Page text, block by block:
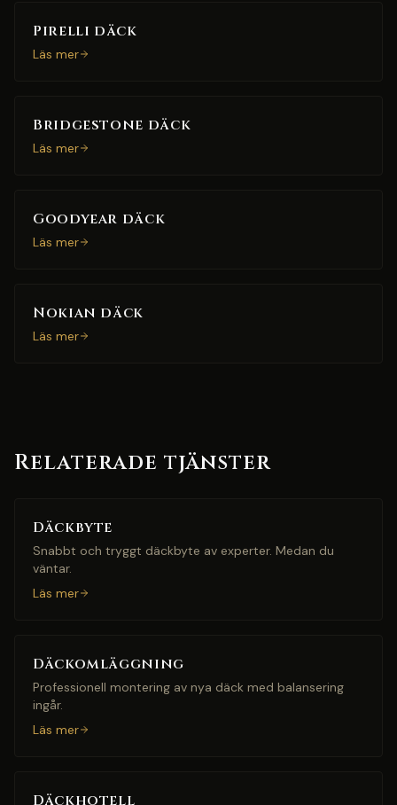
Pirelli däck
Läs mer
Bridgestone däck
Läs mer
Goodyear däck
Läs mer
Nokian däck
Läs mer
Relaterade tjänster
Däckbyte
Snabbt och tryggt däckbyte av experter. Medan du
väntar.
Läs mer
Däckomläggning
Professionell montering av nya däck med balansering
ingår.
Läs mer
Däckhotell